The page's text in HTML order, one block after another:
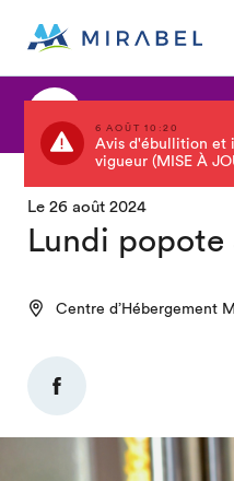
6 AOÛT 10:20
Avis d'ébullition et
vigueur (MISE À
Le 26 août 2024
Lundi popote
Centre d’Hébergement